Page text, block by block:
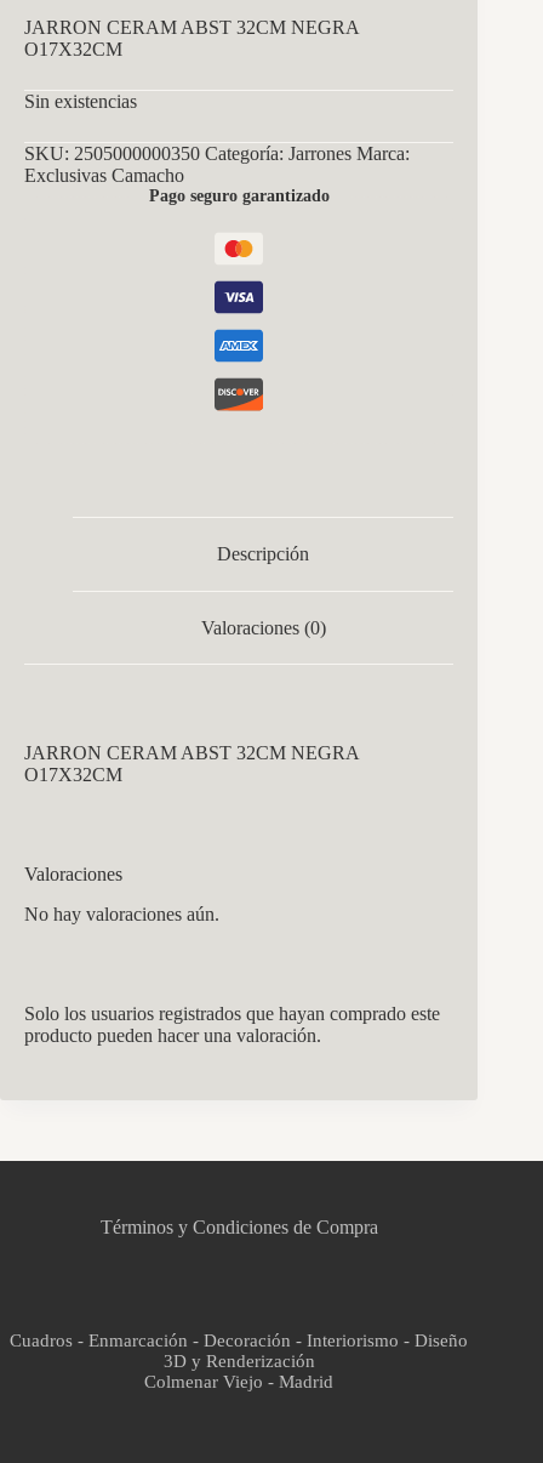
JARRON CERAM ABST 32CM NEGRA
O17X32CM
Sin existencias
SKU: 2505000000350 Categoría: Jarrones Marca:
Exclusivas Camacho
Pago seguro garantizado
Descripción
Valoraciones (0)
JARRON CERAM ABST 32CM NEGRA
O17X32CM
Valoraciones
No hay valoraciones aún.
Solo los usuarios registrados que hayan comprado este
producto pueden hacer una valoración.
Términos y Condiciones de Compra
Cuadros - Enmarcación - Decoración - Interiorismo - Diseño
3D y Renderización
Colmenar Viejo - Madrid
Asistente virtual · En línea